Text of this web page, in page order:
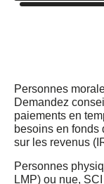
Personnes
Demandez
paiements en
besoins en fonds
sur les revenus
Personnes
LMP) ou nue,